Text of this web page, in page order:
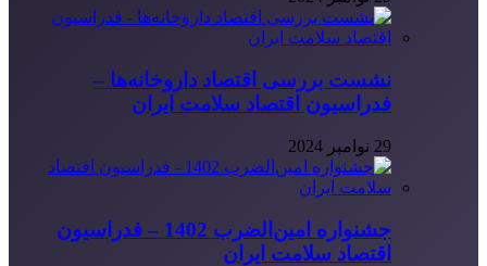
نشست بررسی اقتصاد داروخانه‌ها –
فدراسیون اقتصاد سلامت ایران
29 نوامبر 2024
جشنواره امین‌الضرب 1402 – فدراسیون
اقتصاد سلامت ایران